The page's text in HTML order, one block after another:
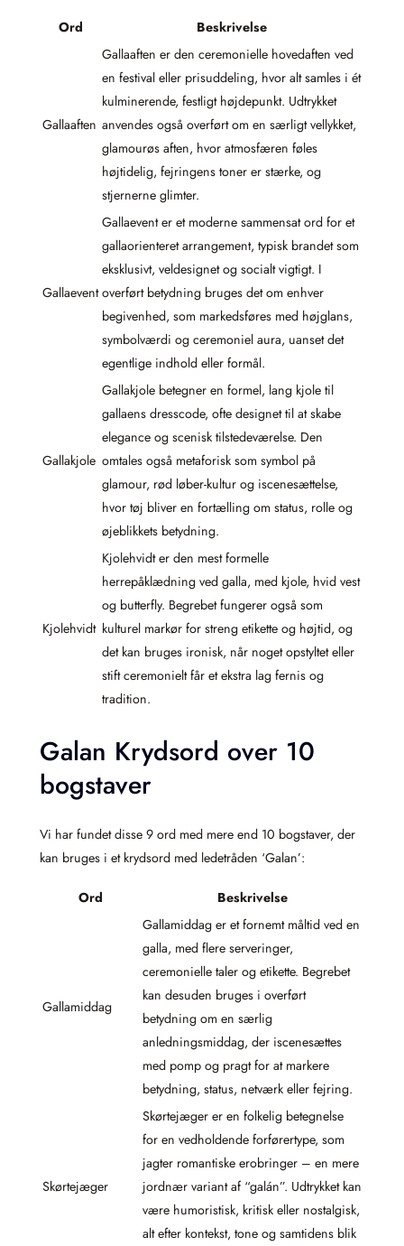
Ord Beskrivelse
Gallaaften
Gallaaften er den ceremonielle hovedaften ved
en festival eller prisuddeling, hvor alt samles i ét
kulminerende, festligt højdepunkt. Udtrykket
anvendes også overført om en særligt vellykket,
glamourøs aften, hvor atmosfæren føles
højtidelig, fejringens toner er stærke, og
stjernerne glimter.
Gallaevent
Gallaevent er et moderne sammensat ord for et
gallaorienteret arrangement, typisk brandet som
eksklusivt, veldesignet og socialt vigtigt. I
overført betydning bruges det om enhver
begivenhed, som markedsføres med højglans,
symbolværdi og ceremoniel aura, uanset det
egentlige indhold eller formål.
Gallakjole
Gallakjole betegner en formel, lang kjole til
gallaens dresscode, ofte designet til at skabe
elegance og scenisk tilstedeværelse. Den
omtales også metaforisk som symbol på
glamour, rød løber-kultur og iscenesættelse,
hvor tøj bliver en fortælling om status, rolle og
øjeblikkets betydning.
Kjolehvidt
Kjolehvidt er den mest formelle
herrepåklædning ved galla, med kjole, hvid vest
og butterfly. Begrebet fungerer også som
kulturel markør for streng etikette og højtid, og
det kan bruges ironisk, når noget opstyltet eller
stift ceremonielt får et ekstra lag fernis og
tradition.
Galan Krydsord over 10
bogstaver
Vi har fundet disse 9 ord med mere end 10 bogstaver, der
kan bruges i et krydsord med ledetråden ‘Galan’:
Ord Beskrivelse
Gallamiddag
Gallamiddag er et fornemt måltid ved en
galla, med flere serveringer,
ceremonielle taler og etikette. Begrebet
kan desuden bruges i overført
betydning om en særlig
anledningsmiddag, der iscenesættes
med pomp og pragt for at markere
betydning, status, netværk eller fejring.
Skørtejæger
Skørtejæger er en folkelig betegnelse
for en vedholdende forførertype, som
jagter romantiske erobringer – en mere
jordnær variant af “galán”. Udtrykket kan
være humoristisk, kritisk eller nostalgisk,
alt efter kontekst, tone og samtidens blik